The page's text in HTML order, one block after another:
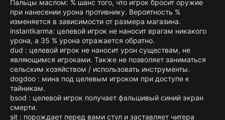
Пальцы маслом: % шанс того, что игрок бросит оружие
при нанесении урона противнику. Вероятность %
изменяется в зависимости от размера магазина.
instantkarma: целевой игрок не наносит врагам никакого
урона, а 35 % урона отражается обратно.
dud : целевой игрок не наносит урон существам, не
являющимся игроками. Также не позволяет заниматься
сельским хозяйством / использовать инструменты.
dogdoo : мина под целевым игроком при доступе к
тайникам.
bsod : целевой игрок получает фальшивый синий экран
смерти.
sit : порождает перед вами стул и заставляет читера